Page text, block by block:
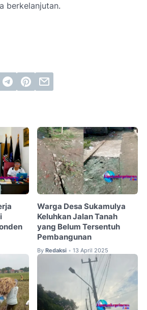
berkelanjutan.
Warga Desa Sukamulya
Keluhkan Jalan Tanah
yang Belum Tersentuh
Pembangunan
By Redaksi • 13 April 2025